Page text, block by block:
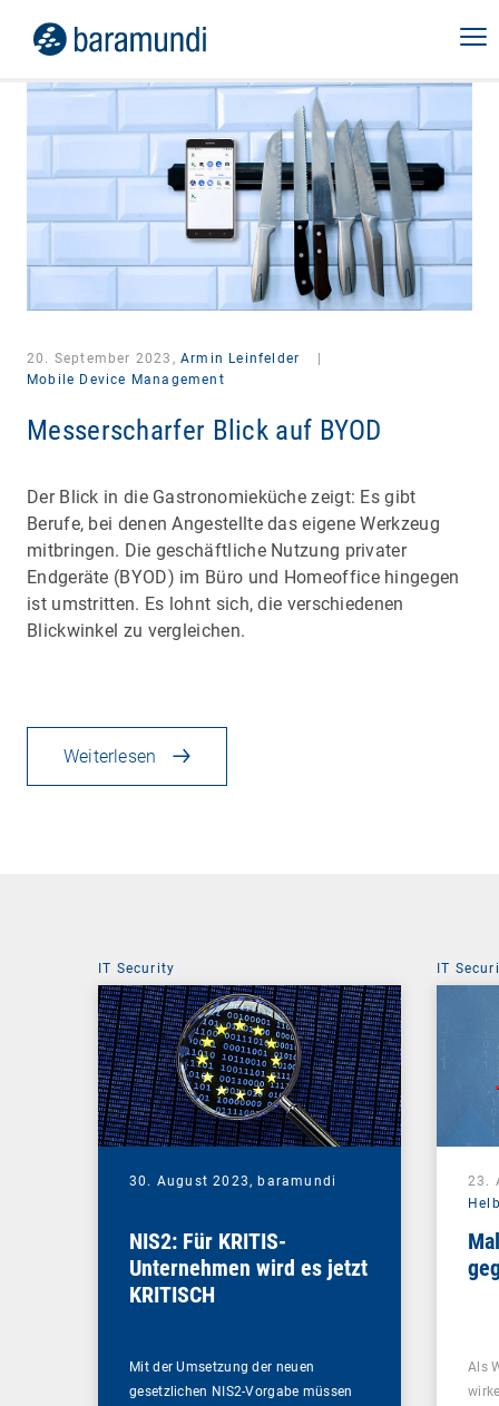
20. September 2023, Armin Leinfelder
Mobile Device Management
Messerscharfer Blick auf BYOD
Der Blick in die Gastronomieküche zeigt: Es gibt
Berufe, bei denen Angestellte das eigene Werkzeug
mitbringen. Die geschäftliche Nutzung privater
Endgeräte (BYOD) im Büro und Homeoffice hingegen
ist umstritten. Es lohnt sich, die verschiedenen
Blickwinkel zu vergleichen.
Weiterlesen
IT Security
30. August 2023, baramundi
NIS2: Für KRITIS-
Unternehmen wird es jetzt
KRITISCH
Mit der Umsetzung der neuen
gesetzlichen NIS2-Vorgabe müssen
IT
23.
Als